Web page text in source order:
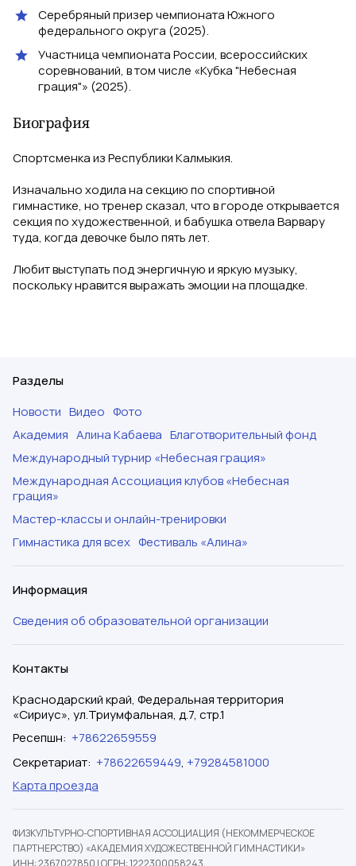
Серебряный призер чемпионата Южного
федерального округа (2025).
Участница чемпионата России, всероссийских
соревнований, в том числе «Кубка "Небесная
грация"» (2025).
Биография
Спортсменка из Республики Калмыкия.
Изначально ходила на секцию по спортивной
гимнастике, но тренер сказал, что в городе открывается
секция по художественной, и бабушка отвела Варвару
туда, когда девочке было пять лет.
Любит выступать под энергичную и яркую музыку,
поскольку нравится выражать эмоции на площадке.
Разделы
Новости Видео Фото
Академия Алина Кабаева Благотворительный фонд
Международный турнир «Небесная грация»
Международная Ассоциация клубов «Небесная
грация»
Мастер-классы и онлайн-тренировки
Гимнастика для всех Фестиваль «Алина»
Информация
Сведения об образовательной организации
Контакты
Краснодарский край, Федеральная территория
«Сириус», ул.Триумфальная, д.7, стр.1
Ресепшн: +78622659559
Секретариат: +78622659449, +79284581000
Карта проезда
ФИЗКУЛЬТУРНО-СПОРТИВНАЯ АССОЦИАЦИЯ (НЕКОММЕРЧЕСКОЕ
ПАРТНЕРСТВО) «АКАДЕМИЯ ХУДОЖЕСТВЕННОЙ ГИМНАСТИКИ»
ИНН: 2367027850 |ОГРН: 1222300058243